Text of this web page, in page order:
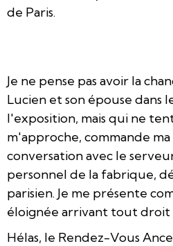
de Paris.
Je ne pense pas avoir la
Lucien et son épouse dans
l'exposition, mais qui ne
m'approche, commande
conversation avec le
personnel de la fabrique,
parisien. Je me présente
éloignée arrivant tout droit
Hélas, le Rendez-Vous